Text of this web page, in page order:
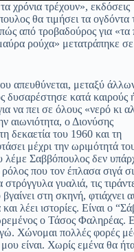
χρόνια τρέχουν», εκδόσεις
θα τιμήσει τα ογδόντα
από τροβαδούρος για «τα
ρούχα» μετατράπηκε σε
απευθύνεται, μεταξύ
δυσαρέστησε κατά καιρούς
να πει σε όλους «νερό κι
αιωνιότητα, ο Διονύσης
δεκαετία του 1960 και τη
μέχρι την ωριμότητά
Σαββόπουλος δεν
που τον έπλασα σιγά
γυαλιά, τις
στη σκηνή, φτιάχνει
λέει ιστορίες. Είναι ο
ο Τάσος Φαληρέας.
Χώνομαι πολλές φορές
είναι. Χωρίς εμένα θα